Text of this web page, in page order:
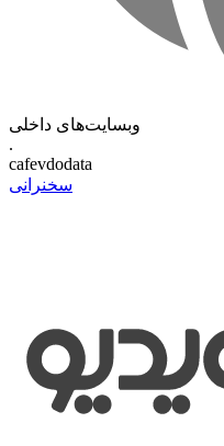
وبسایت‌های داخلی
.
cafevdodata
سخنرانی